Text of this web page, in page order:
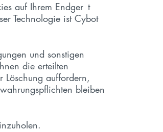
auf Ihrem Endger t
Technologie ist Cybot
und sonstigen
die erteilten
auffordern,
bleiben